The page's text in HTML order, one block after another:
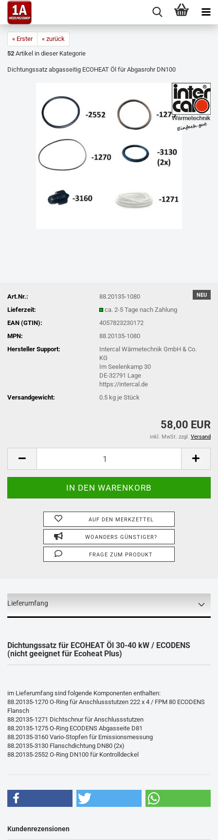
« Erster
« zurück
52 Artikel in dieser Kategorie
Dichtungssatz abgasseitig ECOHEAT Öl für Abgasrohr DN100
NEU
Art.Nr.:
88.20135-1080
Lieferzeit:
ca. 2-5 Tage nach Zahlung
EAN (GTIN):
4057823230172
MPN:
88.20135-1080
Hersteller Support:
Intercal Wärmetechnik GmbH & Co.
KG
Im Seelenkamp 30
DE-32791 Lage
https://intercal.de
Versandgewicht:
0.5 kg je Stück
58,00 EUR
inkl. MwSt. zzgl. Versand
AUF DEN MERKZETTEL
WOANDERS GÜNSTIGER?
FRAGE ZUM PRODUKT
Lieferumfang
Dichtungssatz für ECOHEAT Öl 30-40 kW / ECODENS
(nicht geeignet für Ecoheat Plus)
im Lieferumfang sind folgende Komponenten enthalten:
88.20135-1270 O-Ring für Anschlussstutzen 222 x 4 / FPM 80 ECODENS
Flansch
88.20135-1271 Dichtschnur für Anschlussstutzen
88.20135-1275 O-Ring ECODENS Abgasseite D81
88.20135-3160 Vario-Stopfen für Emissionsmessung
88.20135-3130 Flanschdichtung DN80 (2x)
88.20135-2552 O-Ring DN100 für Kontrolldeckel
Kundenrezensionen